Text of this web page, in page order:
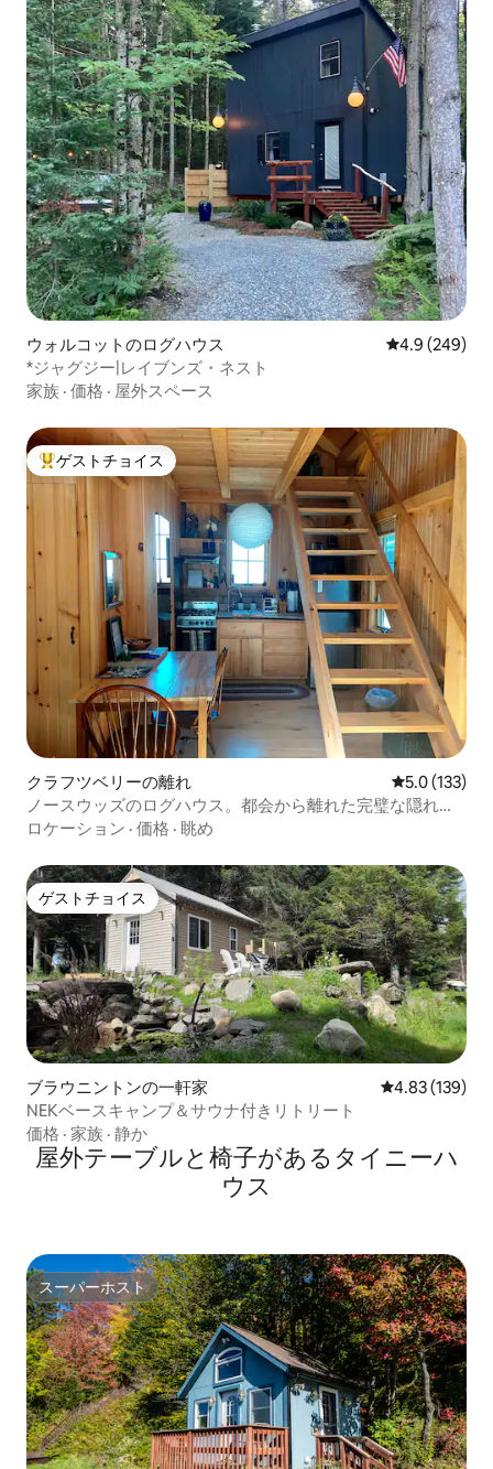
ウォルコットのログハウス レビュー249
4.9 (249)
*ジャグジー|レイブンズ・ネスト
家族 · 価格 · 屋外スペース
大好評のゲストチョイスです。
ゲストチョイス
クラフツベリーの離れ レビュー133
5.0 (133)
ノースウッズのログハウス。都会から離れた完璧な隠れ
家！
ロケーション · 価格 · 眺め
ゲストチョイス
ゲストチョイス
ブラウニントンの一軒家 レビュー139
4.83 (139)
NEKベースキャンプ＆サウナ付きリトリート
価格 · 家族 · 静か
屋外テーブルと椅子があるタイニーハ
ウス
スーパーホスト
スーパーホスト